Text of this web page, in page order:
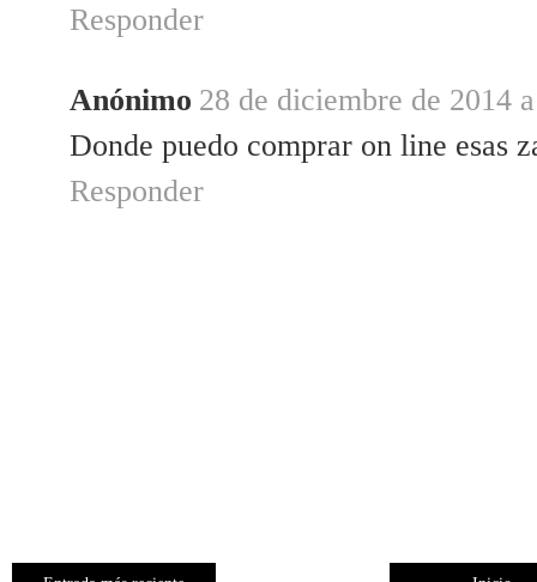
Responder
Anónimo 28 de diciembre de 2014
Donde puedo comprar on line esas
Responder